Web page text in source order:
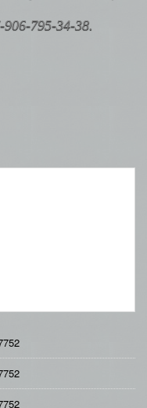
795-34-38.